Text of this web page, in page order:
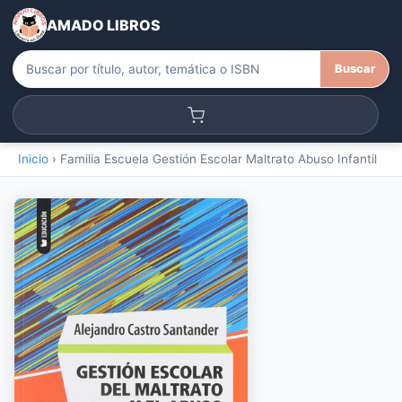
AMADO LIBROS
Buscar
Inicio › Familia Escuela Gestión Escolar Maltrato Abuso Infantil